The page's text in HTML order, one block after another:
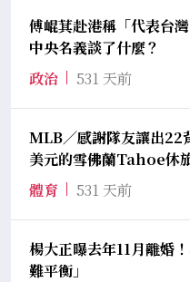
傅崐萁赴港稱「代表台
中央名義談了什麼？
政治
531 天前
MLB／感謝隊友讓出
美元的雪佛蘭Tahoe休
體育
531 天前
楊大正曝去年11月離婚
難平衡」